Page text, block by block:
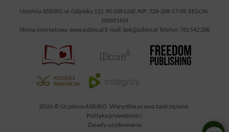
Uczelnia ASBiRO, ul. Gdańska 112, 90-508 Łódź, NIP: 728-268-57-09, REGON:
100491414
Strona internetowa: www.asbiro.pl E-mail: bok@asbiro.pl Telefon: 781 542 288
2026 © Uczelnia ASBiRO. Wszystkie prawa zastrzeżone.
Polityka prywatności
Zasady użytkowania